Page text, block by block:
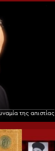
της απιστίας